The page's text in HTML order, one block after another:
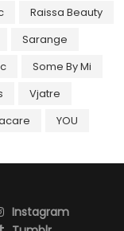
Raissa Beauty
Sarange
Some By Mi
Vjatre
YOU
Instagram